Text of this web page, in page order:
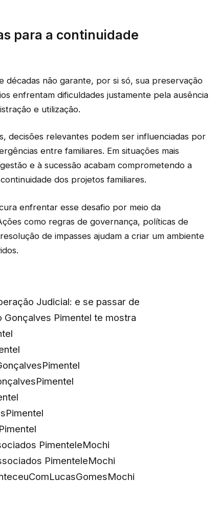
para a continuidade
décadas não garante, por si só, sua preservação
enfrentam dificuldades justamente pela ausência
e utilização.
decisões relevantes podem ser influenciadas por
entre familiares. Em situações mais
e à sucessão acabam comprometendo a
dos projetos familiares.
enfrentar esse desafio por meio da
como regras de governança, políticas de
de impasses ajudam a criar um ambiente
Judicial: e se passar de
Gonçalves Pimentel te mostra
PimenteleMochi
PimenteleMochi